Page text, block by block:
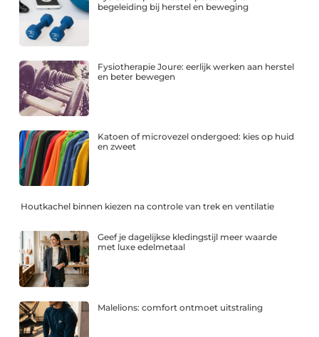
begeleiding bij herstel en beweging
Fysiotherapie Joure: eerlijk werken aan herstel
en beter bewegen
Katoen of microvezel ondergoed: kies op huid
en zweet
Houtkachel binnen kiezen na controle van trek en ventilatie
Geef je dagelijkse kledingstijl meer waarde
met luxe edelmetaal
Malelions: comfort ontmoet uitstraling